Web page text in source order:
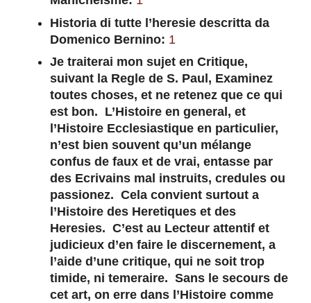
Historia di tutte l’heresie descritta da
Domenico Bernino: 1
Je traiterai mon sujet en Critique,
suivant la Regle de S. Paul, Examinez
toutes choses, et ne retenez que ce qui
est bon. L’Histoire en general, et
l’Histoire Ecclesiastique en particulier,
n’est bien souvent qu’un mélange
confus de faux et de vrai, entasse par
des Ecrivains mal instruits, credules ou
passionez. Cela convient surtout a
l’Histoire des Heretiques et des
Heresies. C’est au Lecteur attentif et
judicieux d’en faire le discernement, a
l’aide d’une critique, qui ne soit trop
timide, ni temeraire. Sans le secours de
cet art, on erre dans l’Histoire comme